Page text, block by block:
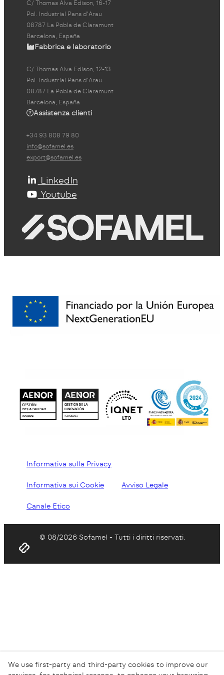
C/ Thomas Alva Edison, 16-17
Pol. Industrial Pans d'Arau
08787 La Pobla de Claramunt
Barcelona, España
Fabbrica e laboratorio
C/ Thomas Alva Edison, 12-13
Pol. Industrial Pans d'Arau
08787 La Pobla de Claramunt
Barcelona, España
Assistenza clienti
+34 93 808 79 80
info@sofamel.es
export@sofamel.es
LinkedIn
Youtube
Informativa sulla Privacy
Informativa sui Cookie Avviso Legale
Canale Etico
© 08/2026 Sofamel - Tutti i diritti riservati.
We use first-party and third-party cookies to improve our